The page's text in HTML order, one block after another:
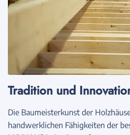
Tradition und
Die Baumeisterkunst der
handwerklichen Fähigkeiten der